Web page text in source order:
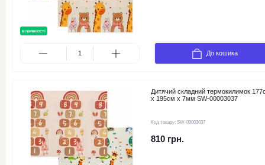
в наявності
До кошика
Дитячий складний термокилимок
х 195см х 7мм SW-00003037
Код товару: SW-00003037
810 грн.